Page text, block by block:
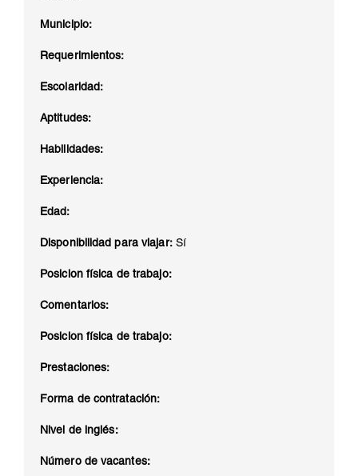
Municipio:
Requerimientos:
Escolaridad:
Aptitudes:
Habilidades:
Experiencia:
Edad:
Disponibilidad para viajar: Sí
Posicion física de trabajo:
Comentarios:
Posicion física de trabajo:
Prestaciones:
Forma de contratación:
Nivel de inglés:
Número de vacantes: